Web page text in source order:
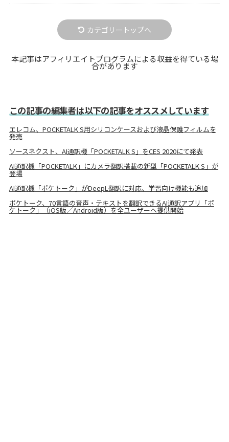
カテゴリートップへ
本記事はアフィリエイトプログラムによる収益を得ている場
合があります
この記事の編集者は以下の記事をオススメしています
エレコム、POCKETALK S用シリコンケースおよび液晶保護フィルムを
発売
ソースネクスト、AI通訳機「POCKETALK S」をCES 2020にて発表
AI通訳機「POCKETALK」にカメラ翻訳搭載の新型「POCKETALK S」が
登場
AI通訳機「ポケトーク」がDeepL翻訳に対応、学習向け機能も追加
ポケトーク、70言語の音声・テキストを翻訳できるAI通訳アプリ「ポ
ケトーク」（iOS版／Android版）を全ユーザーへ提供開始